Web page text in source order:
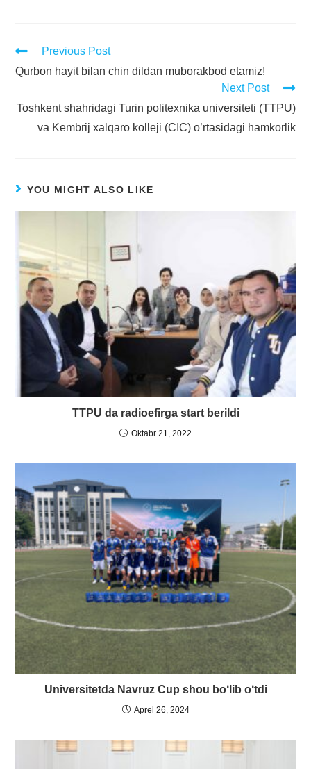
Previous Post
Qurbon hayit bilan chin dildan muborakbod etamiz!
Next Post
Toshkent shahridagi Turin politexnika universiteti (TTPU)
va Kembrij xalqaro kolleji (CIC) o’rtasidagi hamkorlik
YOU MIGHT ALSO LIKE
TTPU da radioefirga start berildi
Oktabr 21, 2022
Universitetda Navruz Cup shou bo‘lib o‘tdi
Aprel 26, 2024